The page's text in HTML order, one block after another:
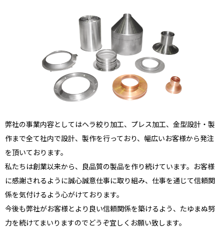
弊社の事業内容としてはヘラ絞り加工、プレス加工、金型設計・製
作まで全て社内で設計、製作を行っており、幅広いお客様から発注
を頂いております。
私たちは創業以来から、良品質の製品を作り続けています。お客様
に感謝されるように誠心誠意仕事に取り組み、仕事を通じて信頼関
係を気付けるよう心がけております。
今後も弊社がお客様とより良い信頼関係を築けるよう、たゆまぬ努
力を続けてまいりますのでどうぞ宜しくお願い致します。